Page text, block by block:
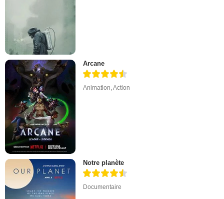
Arcane
Animation,Action
Notre planète
Documentaire